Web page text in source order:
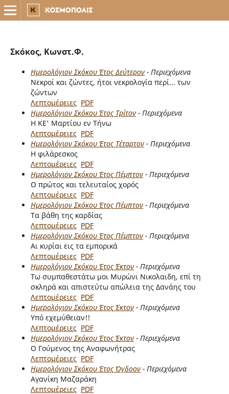
Σκόκος, Κωνστ.Φ.
Ημερολόγιον Σκόκου Έτος Δεύτερον- Περιεχόμενα
Νεκροί και ζώντες, ήτοι νεκρολογία περί... των
ζώντων
Λεπτομέρειες PDF
Ημερολόγιον Σκόκου Έτος Τρίτον- Περιεχόμενα
Η ΚΕ' Μαρτίου εν Τήνω
Λεπτομέρειες PDF
Ημερολόγιον Σκόκου Έτος Τέταρτον- Περιεχόμενα
Η φιλάρεσκος
Λεπτομέρειες PDF
Ημερολόγιον Σκόκου Έτος Πέμπτον- Περιεχόμενα
Ο πρώτος και τελευταίος χορός
Λεπτομέρειες PDF
Ημερολόγιον Σκόκου Έτος Πέμπτον- Περιεχόμενα
Τα βάθη της καρδίας
Λεπτομέρειες PDF
Ημερολόγιον Σκόκου Έτος Πέμπτον- Περιεχόμενα
Αι κυρίαι εις τα εμπορικά
Λεπτομέρειες PDF
Ημερολόγιον Σκόκου Έτος Έκτον- Περιεχόμενα
Τω συμπαθεστάτω μοι Μυρώνι Νικολαιδη, επί τη
σκληρά και απιστεύτω απώλεια της Δανάης του
Λεπτομέρειες PDF
Ημερολόγιον Σκόκου Έτος Έκτον- Περιεχόμενα
Υπό εχεμύθειαν!!
Λεπτομέρειες PDF
Ημερολόγιον Σκόκου Έτος Έκτον- Περιεχόμενα
Ο Γούμενος της Αναφωνήτρας
Λεπτομέρειες PDF
Ημερολόγιον Σκόκου Έτος Όγδοον- Περιεχόμενα
Αγανίκη Μαζαράκη
Λεπτομέρειες PDF